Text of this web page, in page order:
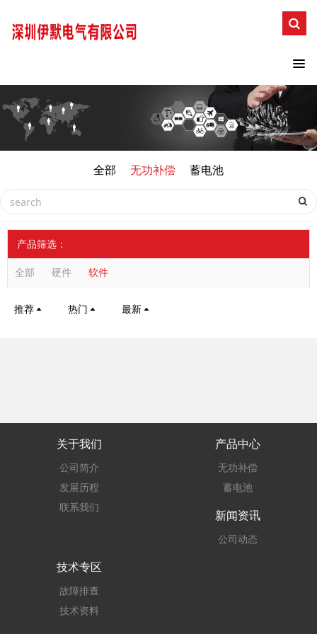
全部 无功补偿 蓄电池
产品筛选：
全部 硬件 软件
推荐 热门 最新
关于我们
公司简介
发展历程
联系我们
产品中心
无功补偿
蓄电池
新闻资讯
公司动态
技术专区
故障排查
技术资料